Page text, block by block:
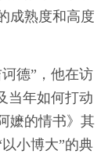
成熟度和高度
德”，他在访
当年如何打动
嬷的情书》其
小博大”的典